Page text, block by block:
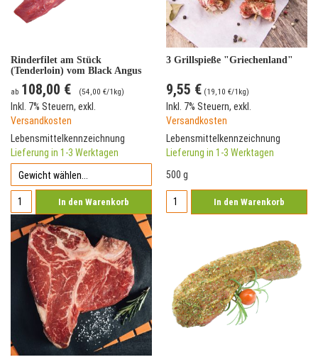
Rinderfilet am Stück
(Tenderloin) vom Black Angus
Rind
ab 108,00 € (54,00 €/1kg)
Inkl. 7% Steuern, exkl.
Versandkosten
Lebensmittelkennzeichnung
Lieferung in 1-3 Werktagen
In den Warenkorb
3 Grillspieße "Griechenland"
9,55 € (19,10 €/1kg)
Inkl. 7% Steuern, exkl.
Versandkosten
Lebensmittelkennzeichnung
Lieferung in 1-3 Werktagen
500 g
In den Warenkorb